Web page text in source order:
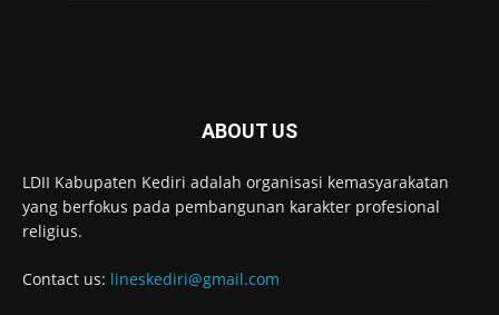
ABOUT US
LDII Kabupaten Kediri adalah organisasi kemasyarakatan
yang berfokus pada pembangunan karakter profesional
religius.
Contact us: lineskediri@gmail.com